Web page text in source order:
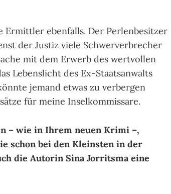
Ermittler ebenfalls. Der Perlenbesitzer
der Justiz viele Schwerverbrecher
mit dem Erwerb des wertvollen
Lebenslicht des Ex-Staatsanwalts
jemand etwas zu verbergen
für meine Inselkommissare.
– wie in Ihrem neuen Krimi –,
schon bei den Kleinsten in der
die Autorin Sina Jorritsma eine